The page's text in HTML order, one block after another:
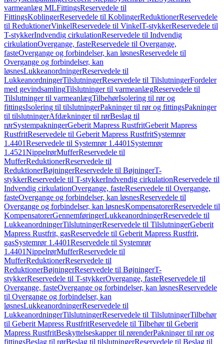
varmeanlæg MLFittingsReservedele til
FittingsKoblingerReservedele til KoblingerReduktionerReservedele
til ReduktionerVinkelReservedele til VinkelT-stykkerReservedele til
T-stykkerIndvendig cirkulationReservedele til Indvendig
cirkulationOvergange, fasteReservedele til Overgange,
fasteOvergange og forbindelser, kan løsnesReservedele til
Overgange og forbindelser, kan
løsnesLukkeanordningerReservedele til
LukkeanordningerTilslutningerReservedele til TilslutningerFordeler
med gevindsamlingTilslutninger til varmeanlægReservedele til
Tilslutninger til varmeanlægTilbehørIsolering til rør og
fittingsIsolering til tilslutningerPakninger til rør og fittingsPakninger
til tilslutningerAfdækninger til rørBeslag til
rørSystempakningerGeberit Mapress RustfritGeberit Mapress
RustfritReservedele til Geberit Mapress RustfritSystemrør
1.4401Reservedele til Systemrør 1.4401 Systemrør
1.4521NippelrørMufferReservedele til
MufferReduktionerReservedele til
ReduktionerBøjningerReservedele til BøjningerT-
stykkerReservedele til T-stykkerIndvendig cirkulationReservedele til
Indvendig cirkulationOvergange, fasteReservedele til Overgange,
fasteOvergange og forbindelser, kan løsnesReservedele til
Overgange og forbindelser, kan løsnesKompensatorerReservedele til
KompensatorerGennemføringerLukkeanordningerReservedele til
LukkeanordningerTilslutningerReservedele til TilslutningerGeberit
Mapress Rustfrit, gasReservedele til Geberit Mapress Rustfrit,
gasSystemrør 1.4401Reservedele til Systemrør
1.4401NippelrørMufferReservedele til
MufferReduktionerReservedele til
ReduktionerBøjningerReservedele til BøjningerT-
stykkerReservedele til T-stykkerOvergange, fasteReservedele til
Overgange, fasteOvergange og forbindelser, kan løsnesReservedele
til Overgange og forbindelser, kan
løsnesLukkeanordningerReservedele til
LukkeanordningerTilslutningerReservedele til TilslutningerTilbehør
til Geberit Mapress RustfritReservedele til Tilbehør til Geberit
Mapress RustfritBeskyttelseskapper til rørenderPakninger til rør og
fittingsBeslag til rørBeslag til tilslutningerReservedele til Beslag til